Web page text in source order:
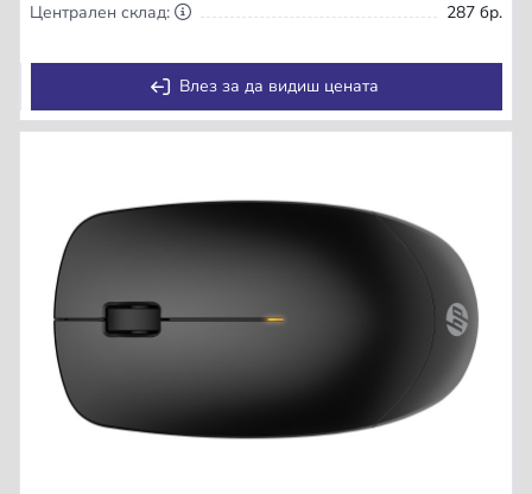
Централен склад:
287 бр.
Влез за да видиш цената